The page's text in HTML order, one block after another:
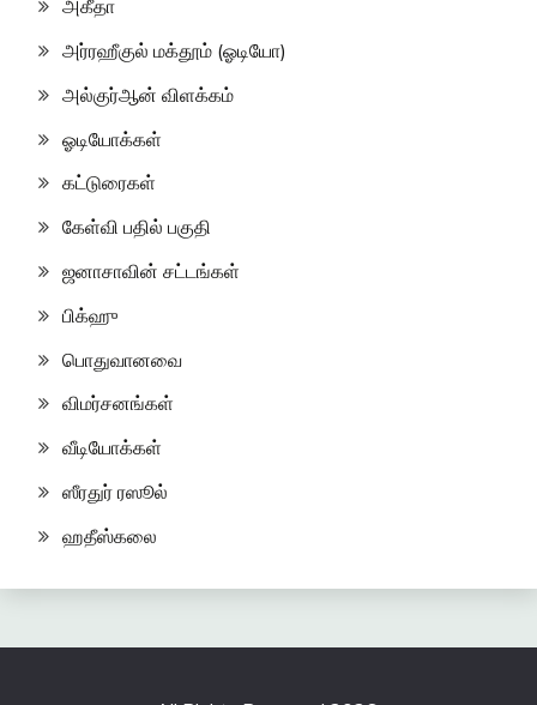
அகீதா
அர்ரஹீகுல் மக்தூம் (ஓடியோ)
அல்குர்ஆன் விளக்கம்
ஓடியோக்கள்
கட்டுரைகள்
கேள்வி பதில் பகுதி
ஜனாசாவின் சட்டங்கள்
பிக்ஹு
பொதுவானவை
விமர்சனங்கள்
வீடியோக்கள்
ஸீரதுர் ரஸூல்
ஹதீஸ்கலை